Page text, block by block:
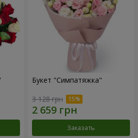
Букет "Симпатяжка"
3 128 грн
Заказать